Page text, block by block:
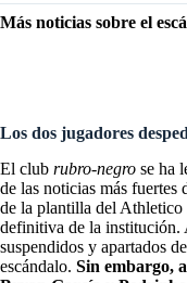
Más noticias sobre el
Los dos jugadores
El club rubro-negro se ha
de las noticias más
de la plantilla del Athletico
definitiva de la institución.
suspendidos y apartados
escándalo. Sin embargo,